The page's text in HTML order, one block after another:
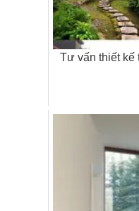
Tư vấn thiết kế